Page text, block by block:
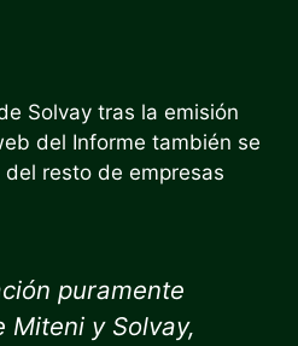
Solvay tras la emisión
del Informe también se
resto de empresas
puramente
Miteni y Solvay,